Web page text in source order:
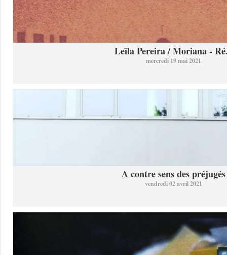
Leïla Pereira / Moriana -
mercredi 19 mai 2021
A contre sens des préjugés
vendredi 02 avril 2021